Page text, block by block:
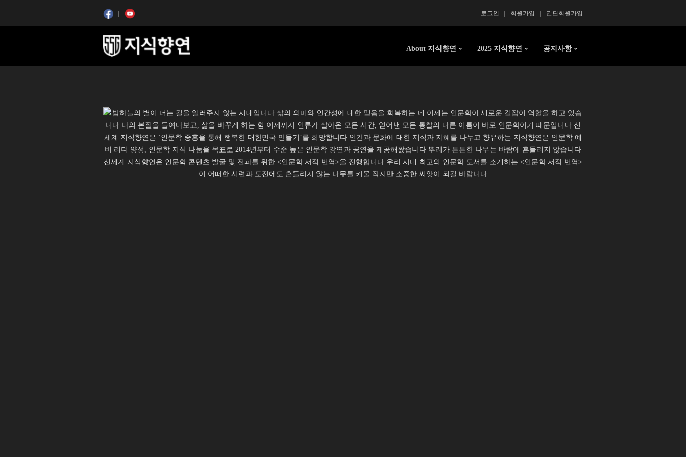
간편회원가입
회원가입
로그인
About 지식향연 2025 지식향연 공지사항